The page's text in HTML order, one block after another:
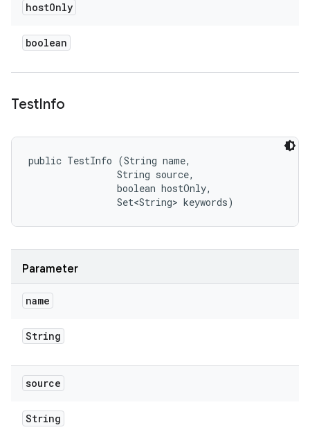
hostOnly
boolean
TestInfo
public TestInfo (String name,
                String source,
                boolean hostOnly,
                Set<String> keywords)
Parameter
name
String
source
String